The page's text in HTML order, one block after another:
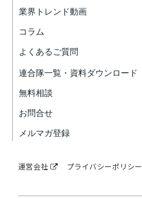
業界トレンド動画
コラム
よくあるご質問
連合隊一覧・資料ダウンロード
無料相談
お問合せ
メルマガ登録
運営会社 プライバシーポリシー